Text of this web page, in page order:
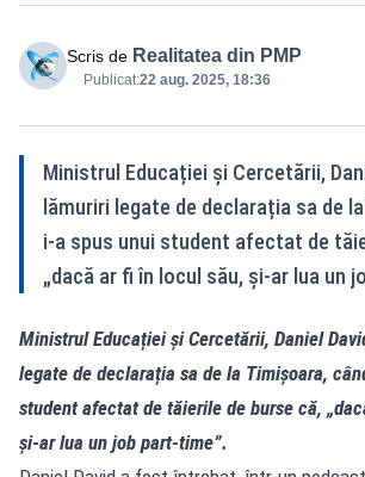
Scris de Realitatea din PMP
Publicat:22 aug. 2025, 18:36
Ministrul Educației și Cercetării,
lămuriri legate de declarația sa de
i-a spus unui student afectat de
„dacă ar fi în locul său, și-ar lua un
Ministrul Educației și Cercetării, Daniel
legate de declarația sa de la Timișoara,
student afectat de tăierile de burse că,
și-ar lua un job part-time”.